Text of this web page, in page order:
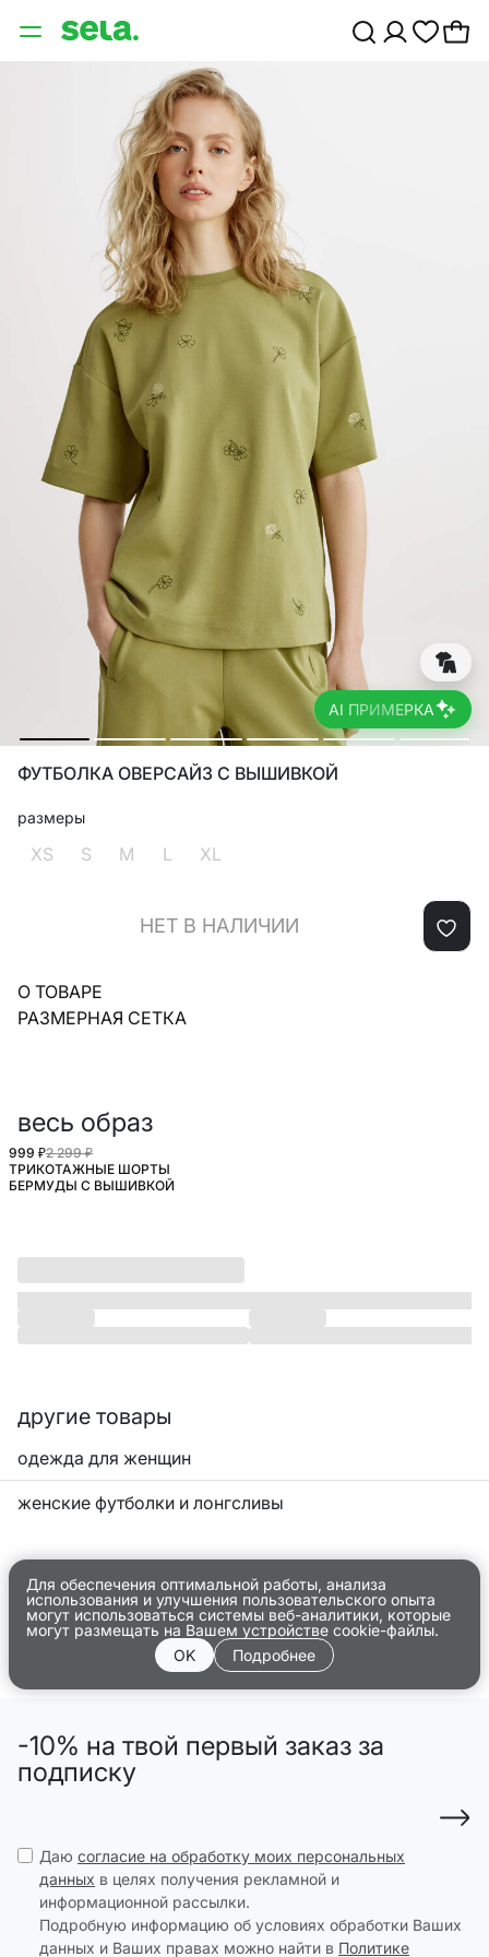
AI ПРИМЕРКА
ФУТБОЛКА ОВЕРСАЙЗ С ВЫШИВКОЙ
размеры
XS S M L XL
НЕТ В НАЛИЧИИ
О ТОВАРЕ
РАЗМЕРНАЯ СЕТКА
весь образ
999 ₽2 299 ₽
ТРИКОТАЖНЫЕ ШОРТЫ
БЕРМУДЫ С ВЫШИВКОЙ
другие товары
одежда для женщин
женские футболки и лонгсливы
Для обеспечения оптимальной работы, анализа
использования и улучшения пользовательского опыта
могут использоваться системы веб-аналитики, которые
могут размещать на Вашем устройстве cookie-файлы.
OK
Подробнее
-10% на твой первый заказ за
подписку
Даю согласие на обработку моих персональных
данных в целях получения рекламной и
информационной рассылки.
Подробную информацию об условиях обработки Ваших
данных и Ваших правах можно найти в Политике